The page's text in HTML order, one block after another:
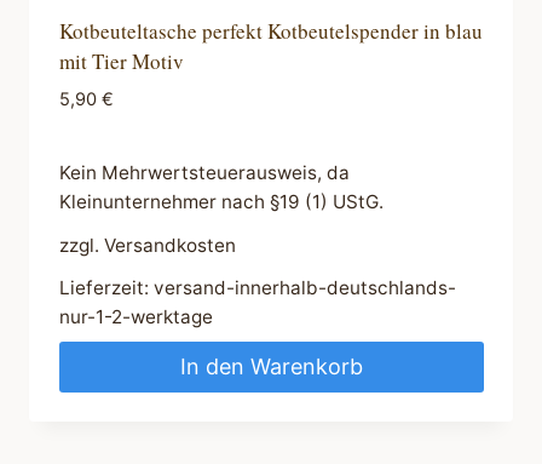
Kotbeuteltasche perfekt Kotbeutelspender in blau
mit Tier Motiv
5,90 €
Kein Mehrwertsteuerausweis, da
Kleinunternehmer nach §19 (1) UStG.
zzgl. Versandkosten
Lieferzeit: versand-innerhalb-deutschlands-
nur-1-2-werktage
In den Warenkorb